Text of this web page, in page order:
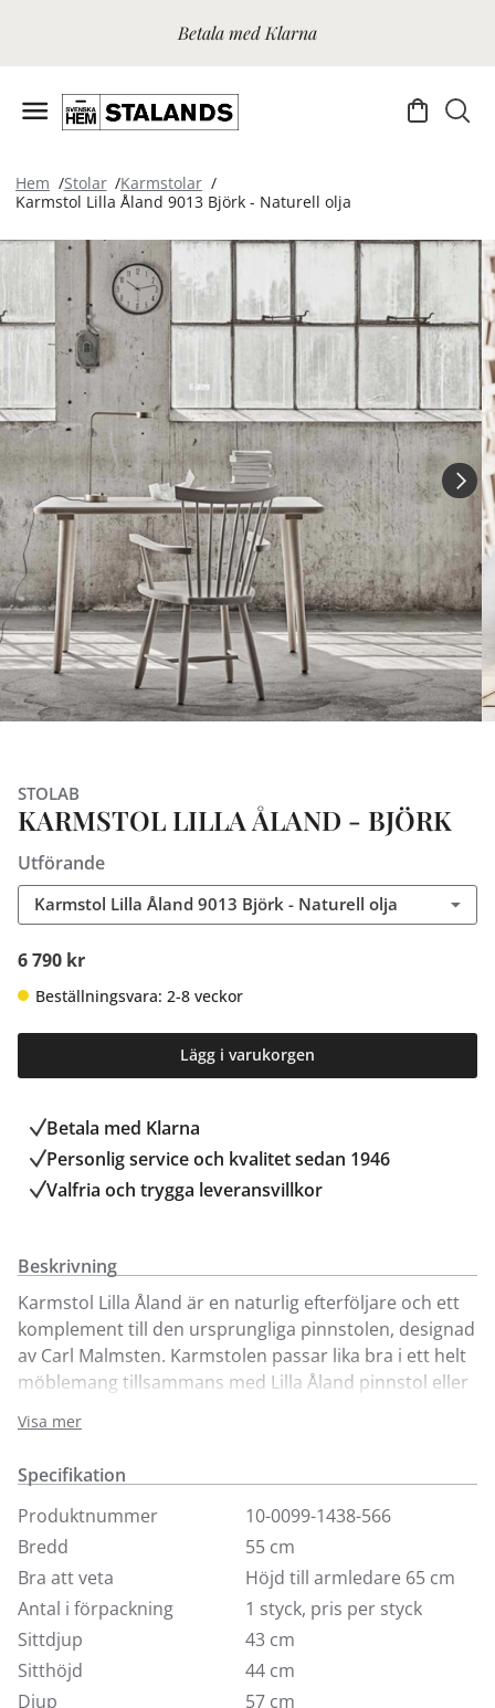
Betala med Klarna
Hem Stolar
Karmstolar
Karmstol Lilla Åland 9013 Björk - Naturell olja
STOLAB
KARMSTOL LILLA ÅLAND - BJÖRK
Utförande
Karmstol Lilla Åland 9013 Björk - Naturell olja
6 790 kr
Beställningsvara: 2-8 veckor
Lägg i varukorgen
Betala med Klarna
Personlig service och kvalitet sedan 1946
Valfria och trygga leveransvillkor
Beskrivning
Karmstol Lilla Åland är en naturlig efterföljare och ett
komplement till den ursprungliga pinnstolen, designad
av Carl Malmsten. Karmstolen passar lika bra i ett helt
möblemang tillsammans med Lilla Åland pinnstol eller
björk i utvalda färger. Karmstolen finns även i ek.
Visa mer
Specifikation
Produktnummer
10-0099-1438-566
Bredd
55 cm
Bra att veta
Höjd till armledare 65 cm
Antal i förpackning
1 styck, pris per styck
Sittdjup
43 cm
Sitthöjd
44 cm
Djup
57 cm